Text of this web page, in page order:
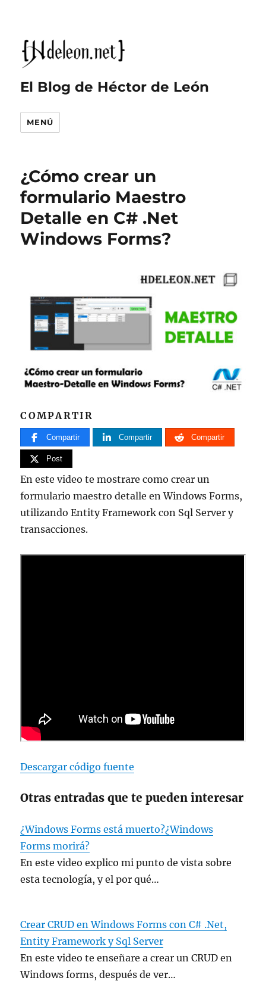
El Blog de Héctor de León
MENÚ
¿Cómo crear un
formulario Maestro
Detalle en C# .Net
Windows Forms?
COMPARTIR
Compartir Compartir Compartir
Post
En este video te mostrare como crear un
formulario maestro detalle en Windows Forms,
utilizando Entity Framework con Sql Server y
transacciones.
Descargar código fuente
Otras entradas que te pueden interesar
¿Windows Forms está muerto?¿Windows
Forms morirá?
En este video explico mi punto de vista sobre
esta tecnología, y el por qué…
Crear CRUD en Windows Forms con C# .Net,
Entity Framework y Sql Server
En este video te enseñare a crear un CRUD en
Windows forms, después de ver…